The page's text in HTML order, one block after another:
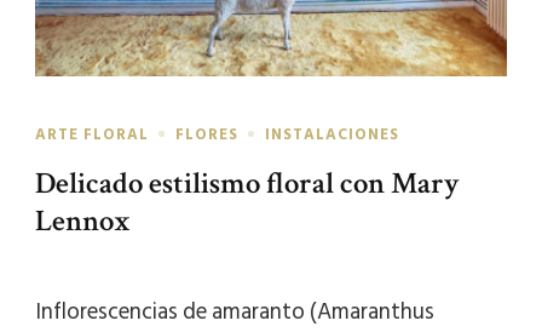
ARTE FLORAL FLORES INSTALACIONES
Delicado estilismo floral con Mary
Lennox
Inflorescencias de amaranto (Amaranthus